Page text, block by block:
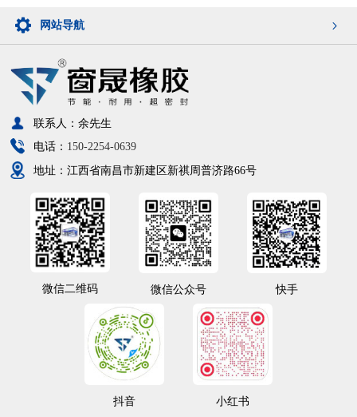
网站导航
联系人：余先生
电话： 150-2254-0639
地址：江西省南昌市新建区新祺周普济路66号
微信二维码 微信公众号 快手
抖音 小红书